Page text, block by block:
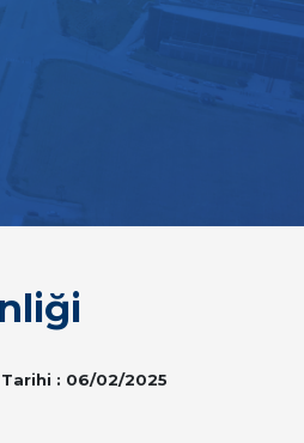
Tarihi : 06/02/2025